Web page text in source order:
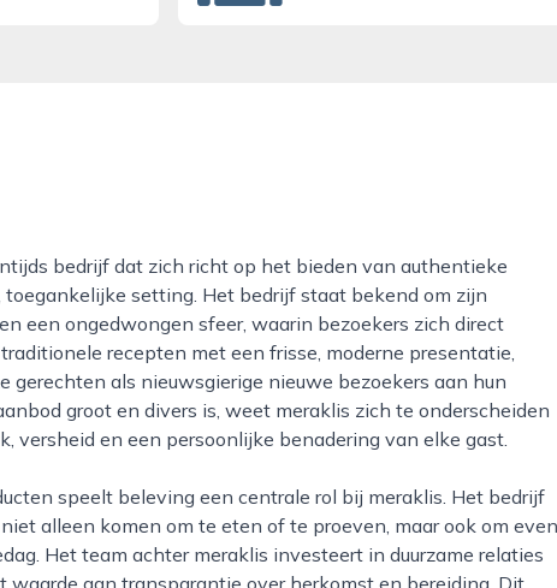
setting. Het bedrijf staat bekend om zijn
een ongedwongen sfeer, waarin bezoekers zich direct
recepten met een frisse, moderne presentatie,
gerechten als nieuwsgierige nieuwe bezoekers aan hun
groot en divers is, weet meraklis zich te onderscheiden
versheid en een persoonlijke benadering van elke gast.
alleen komen om te eten of te proeven, maar ook om even
Het team achter meraklis investeert in duurzame relaties
waarde aan transparantie over herkomst en bereiding. Dit